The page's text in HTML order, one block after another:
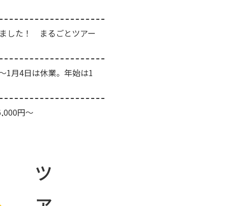
した！ まるごとツアー
1月4日は休業。年始は1
円～
ルカンド5日間]2026年